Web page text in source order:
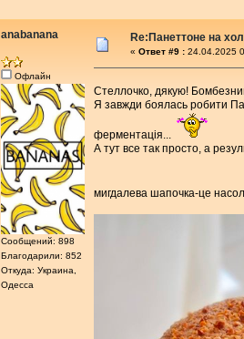
anabanana
Офлайн
Сообщений: 898
Благодарили: 852
Откуда: Украина,
Одесса
Re:Панеттоне на
« Ответ #9 : 24.04.2025
Стеллочко, дякую!
Я завжди боялась робити
ферментація...
А тут все так просто, а
мигдалева шапочка-це